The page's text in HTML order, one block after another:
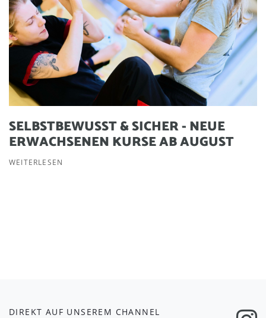
SELBSTBEWUSST & SICHER - NEUE
ERWACHSENEN KURSE AB AUGUST
WEITERLESEN
DIREKT AUF UNSEREM CHANNEL